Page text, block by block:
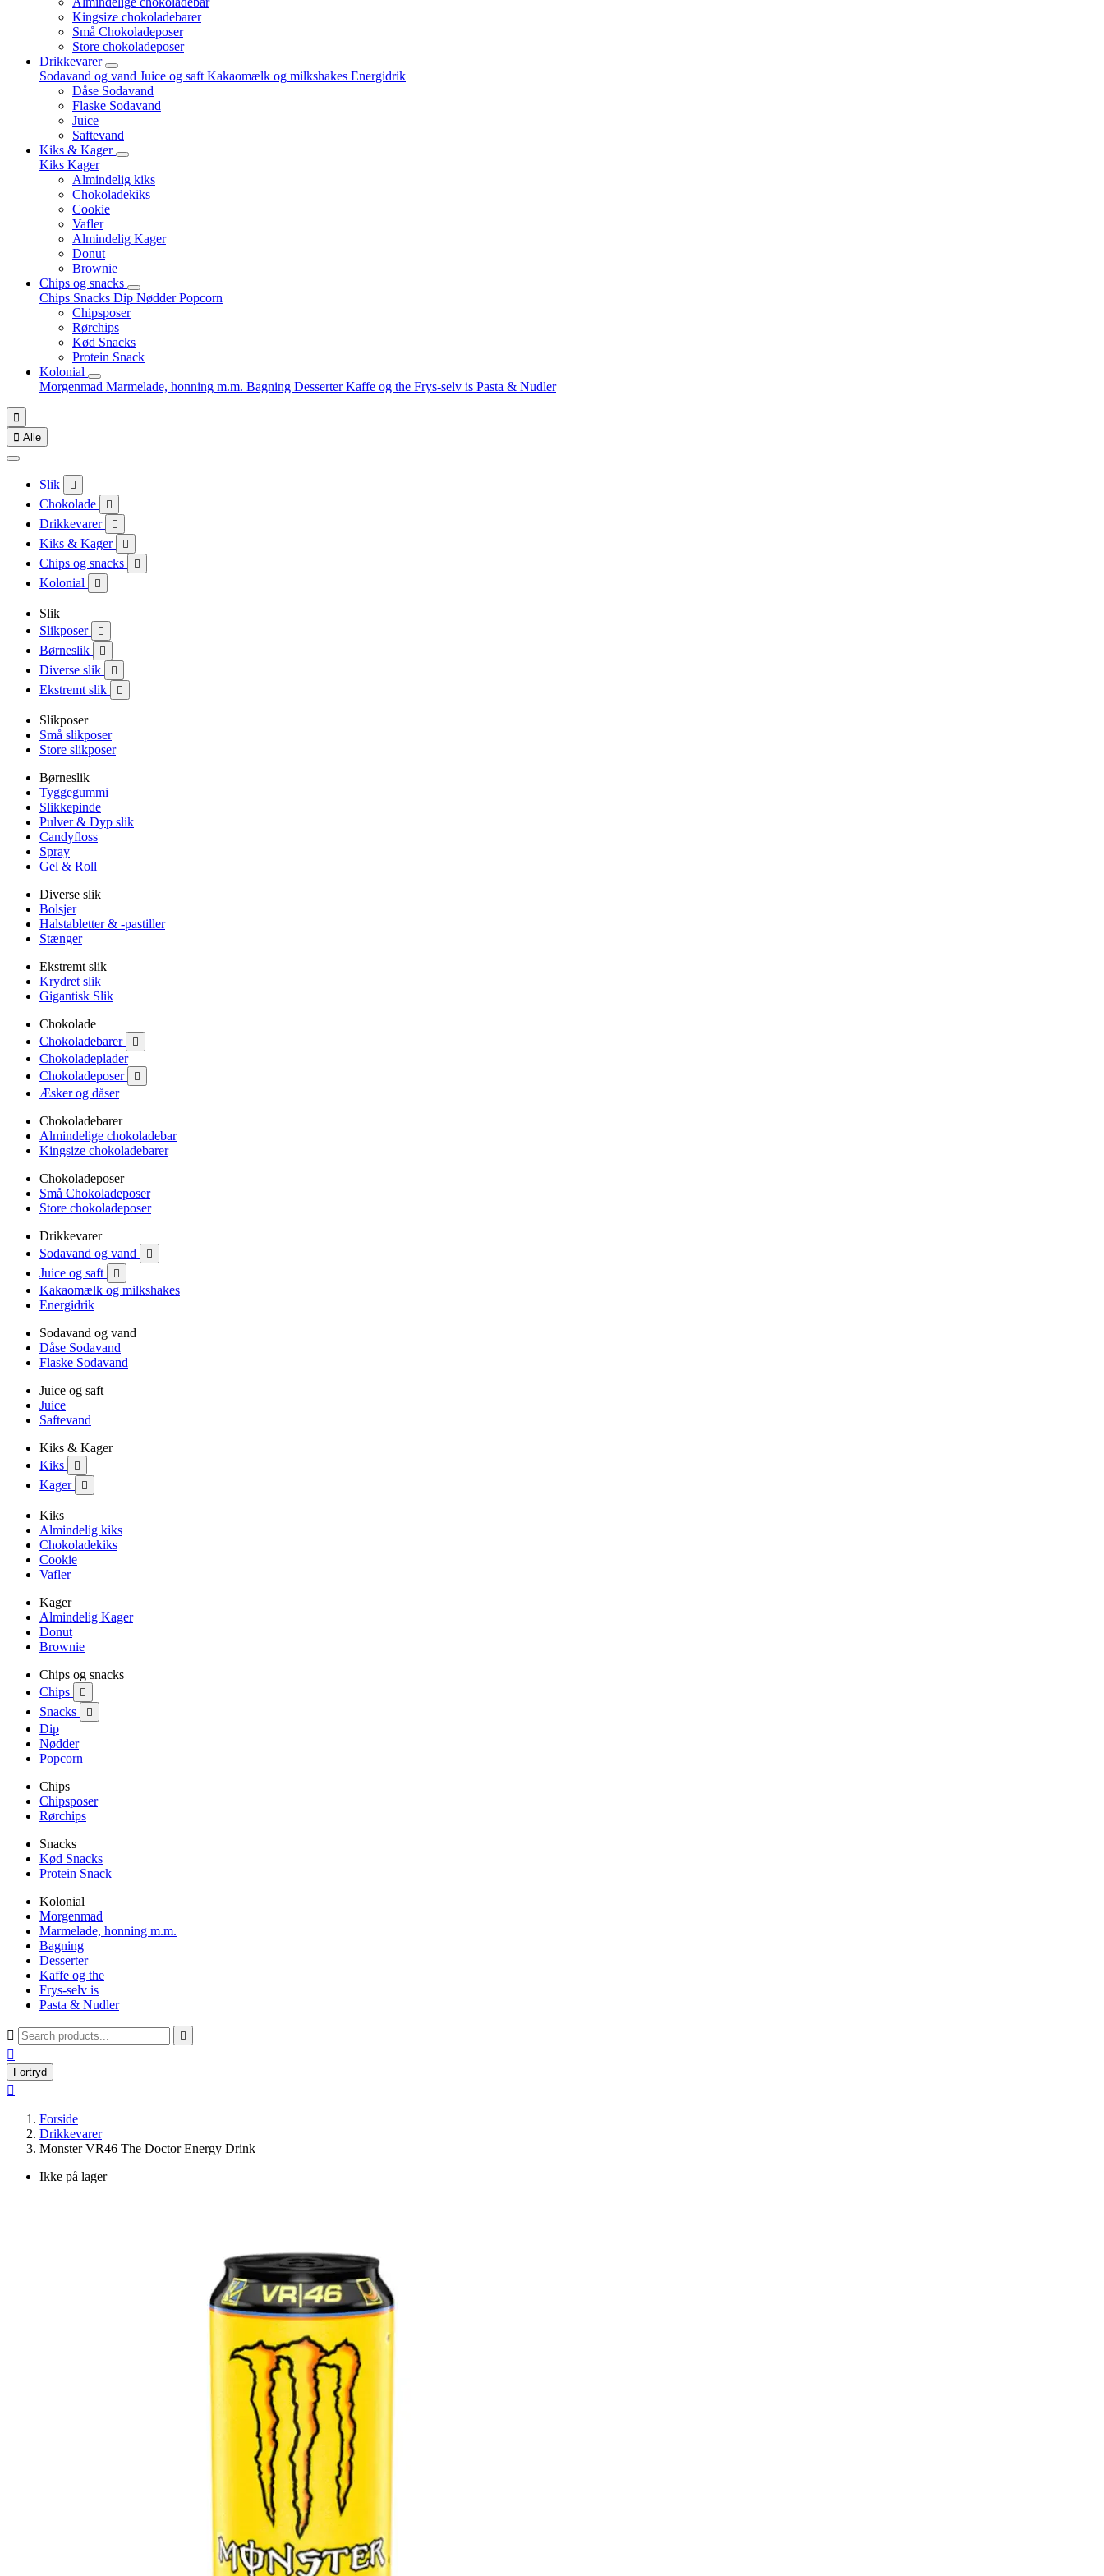
Kingsize chokoladebarer
Små Chokoladeposer
Store chokoladeposer
Drikkevarer
Sodavand og vand Juice og saft Kakaomælk og milkshakes Energidrik
Dåse Sodavand
Flaske Sodavand
Juice
Saftevand
Kiks & Kager
Kiks Kager
Almindelig kiks
Chokoladekiks
Cookie
Vafler
Almindelig Kager
Donut
Brownie
Chips og snacks
Chips Snacks Dip NødderPopcorn
Chipsposer
Rørchips
Kød Snacks
Protein Snack
Kolonial
Morgenmad Marmelade, honning m.m. Bagning DesserterKaffe og the Frys-selv is Pasta & Nudler

 Alle
Slik 
Chokolade 
Drikkevarer 
Kiks & Kager 
Chips og snacks 
Kolonial 
Slik
Slikposer

Børneslik 
Diverse slik 
Ekstremt slik 
Slikposer
Små slikposer
Store slikposer
Børneslik
Tyggegummi
Slikkepinde
Pulver & Dyp slik
Candyfloss
Spray
Gel & Roll
Diverse slik
Bolsjer
Halstabletter & -pastiller
Stænger
Ekstremt slik
Krydret slik
Gigantisk Slik
Chokolade
Chokoladebarer

Chokoladeplader
Chokoladeposer

Æsker og dåser
Chokoladebarer
Almindelige chokoladebar
Kingsize chokoladebarer
Chokoladeposer
Små Chokoladeposer
Store chokoladeposer
Drikkevarer
Sodavand og vand

Juice og saft 
Kakaomælk og milkshakes
Energidrik
Sodavand og vand
Dåse Sodavand
Flaske Sodavand
Juice og saft
Juice
Saftevand
Kiks & Kager
Kiks

Kager 
Kiks
Almindelig kiks
Chokoladekiks
Cookie
Vafler
Kager
Almindelig Kager
Donut
Brownie
Chips og snacks
Chips

Snacks 
Dip
Nødder
Popcorn
Chips
Chipsposer
Rørchips
Snacks
Kød Snacks
Protein Snack
Kolonial
Morgenmad
Marmelade, honning m.m.
Bagning
Desserter
Kaffe og the
Frys-selv is
Pasta & Nudler
 

Fortryd

Forside
Drikkevarer
Monster VR46 The Doctor Energy Drink
Ikke på lager